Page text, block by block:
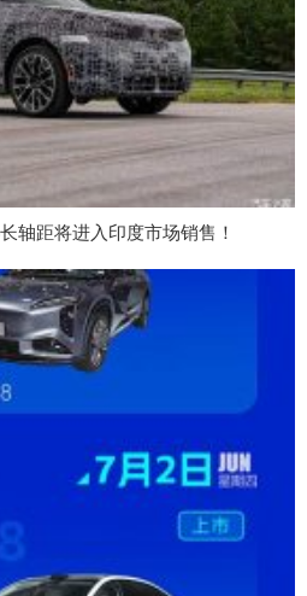
轴距将进入印度市场销售！